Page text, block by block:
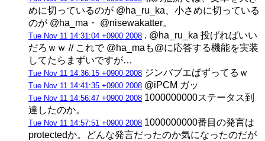
めに切っているのが @ha_ru_ka、小さめに切っている
のが @ha_ma・ @nisewakatter。
Tue Nov 11 14:31:04 +0900 2008 . @ha_ru_ka 投げればいい
だろｗｗ // これで @ha_maも@に応答する機能を実装
してたらまずいですが…
Tue Nov 11 14:36:15 +0900 2008 ジンバブエばずってるｗ
Tue Nov 11 14:41:35 +0900 2008 @iPCM ガッ
Tue Nov 11 14:56:47 +0900 2008 1000000000ステータス到
達したのか。
Tue Nov 11 14:57:51 +0900 2008 1000000000番目の発言は
protectedか。どんな発言だったのか気になったのだが